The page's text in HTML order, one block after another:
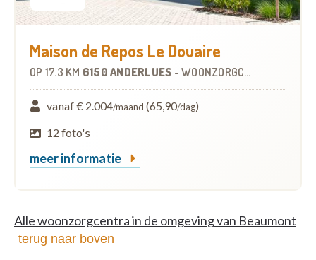
Maison de Repos Le Douaire
OP 17.3 KM 6150 ANDERLUES - WOONZORGCENTRUM (WZC)
vanaf € 2.004/maand (65,90/dag)
12 foto's
meer informatie
Alle woonzorgcentra in de omgeving van Beaumont
terug naar boven